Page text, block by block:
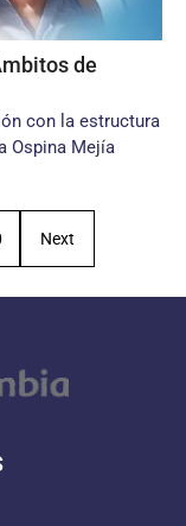
de
con la estructura
Ospina Mejía
Next